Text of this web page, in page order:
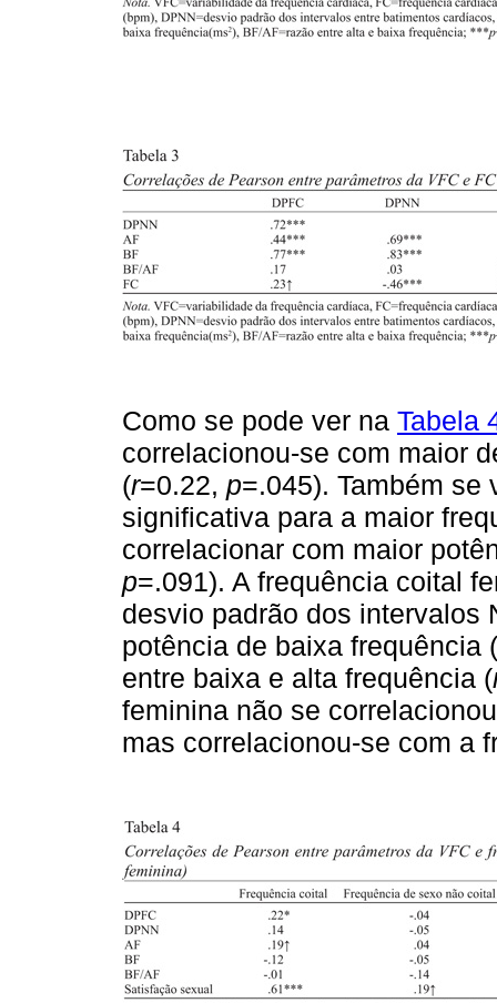
Como se pode ver na Tabela
correlacionou-se com maior
(r=0.22, p=.045). Também se
significativa para a maior
correlacionar com maior
p=.091). A frequência coital
desvio padrão dos intervalos
potência de baixa frequência (
entre baixa e alta frequência (
feminina não se
mas correlacionou-se com a